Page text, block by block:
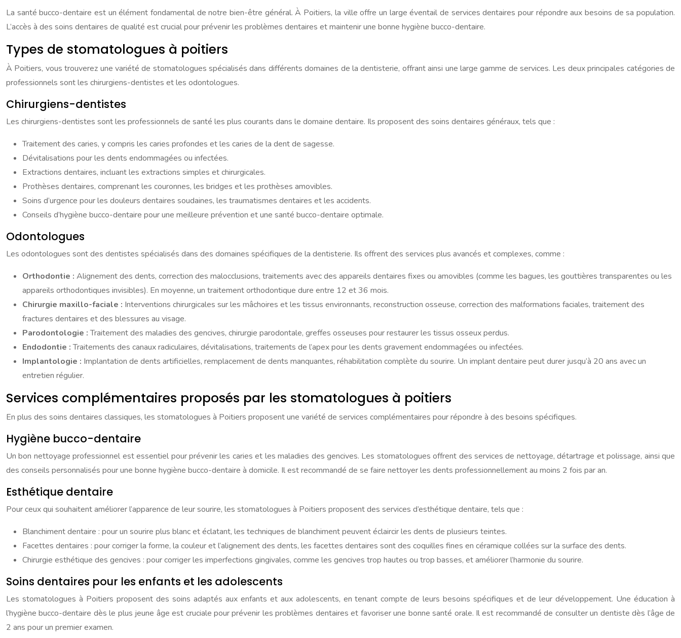
La santé bucco-dentaire est un élément fondamental de notre bien-être général. À Poitiers, la ville offre un large éventail de services dentaires pour répondre aux besoins de sa population.
L’accès à des soins dentaires de qualité est crucial pour prévenir les problèmes dentaires et maintenir une bonne hygiène bucco-dentaire.
Types de stomatologues à poitiers
À Poitiers, vous trouverez une variété de stomatologues spécialisés dans différents domaines de la dentisterie, offrant ainsi une large gamme de services. Les deux principales catégories de
professionnels sont les chirurgiens-dentistes et les odontologues.
Chirurgiens-dentistes
Les chirurgiens-dentistes sont les professionnels de santé les plus courants dans le domaine dentaire. Ils proposent des soins dentaires généraux, tels que :
Traitement des caries, y compris les caries profondes et les caries de la dent de sagesse.
Dévitalisations pour les dents endommagées ou infectées.
Extractions dentaires, incluant les extractions simples et chirurgicales.
Prothèses dentaires, comprenant les couronnes, les bridges et les prothèses amovibles.
Soins d’urgence pour les douleurs dentaires soudaines, les traumatismes dentaires et les accidents.
Conseils d’hygiène bucco-dentaire pour une meilleure prévention et une santé bucco-dentaire optimale.
Odontologues
Les odontologues sont des dentistes spécialisés dans des domaines spécifiques de la dentisterie. Ils offrent des services plus avancés et complexes, comme :
Orthodontie : Alignement des dents, correction des malocclusions, traitements avec des appareils dentaires fixes ou amovibles (comme les bagues, les gouttières transparentes ou les
appareils orthodontiques invisibles). En moyenne, un traitement orthodontique dure entre 12 et 36 mois.
Chirurgie maxillo-faciale : Interventions chirurgicales sur les mâchoires et les tissus environnants, reconstruction osseuse, correction des malformations faciales, traitement des
fractures dentaires et des blessures au visage.
Parodontologie :Traitement des maladies des gencives, chirurgie parodontale, greffes osseuses pour restaurer les tissus osseux perdus.
Endodontie :Traitements des canaux radiculaires, dévitalisations, traitements de l’apex pour les dents gravement endommagées ou infectées.
Implantologie : Implantation de dents artificielles, remplacement de dents manquantes, réhabilitation complète du sourire. Un implant dentaire peut durer jusqu’à 20 ans avec un
entretien régulier.
Services complémentaires proposés par les stomatologues à poitiers
En plus des soins dentaires classiques, les stomatologues à Poitiers proposent une variété de services complémentaires pour répondre à des besoins spécifiques.
Hygiène bucco-dentaire
Un bon nettoyage professionnel est essentiel pour prévenir les caries et les maladies des gencives. Les stomatologues offrent des services de nettoyage, détartrage et polissage, ainsi que
des conseils personnalisés pour une bonne hygiène bucco-dentaire à domicile. Il est recommandé de se faire nettoyer les dents professionnellement au moins 2 fois par an.
Esthétique dentaire
Pour ceux qui souhaitent améliorer l’apparence de leur sourire, les stomatologues à Poitiers proposent des services d’esthétique dentaire, tels que :
Blanchiment dentaire : pour un sourire plus blanc et éclatant, les techniques de blanchiment peuvent éclaircir les dents de plusieurs teintes.
Facettes dentaires : pour corriger la forme, la couleur et l’alignement des dents, les facettes dentaires sont des coquilles fines en céramique collées sur la surface des dents.
Chirurgie esthétique des gencives : pour corriger les imperfections gingivales, comme les gencives trop hautes ou trop basses, et améliorer l’harmonie du sourire.
Soins dentaires pour les enfants et les adolescents
Les stomatologues à Poitiers proposent des soins adaptés aux enfants et aux adolescents, en tenant compte de leurs besoins spécifiques et de leur développement. Une éducation à
l’hygiène bucco-dentaire dès le plus jeune âge est cruciale pour prévenir les problèmes dentaires et favoriser une bonne santé orale. Il est recommandé de consulter un dentiste dès l’âge de
2 ans pour un premier examen.